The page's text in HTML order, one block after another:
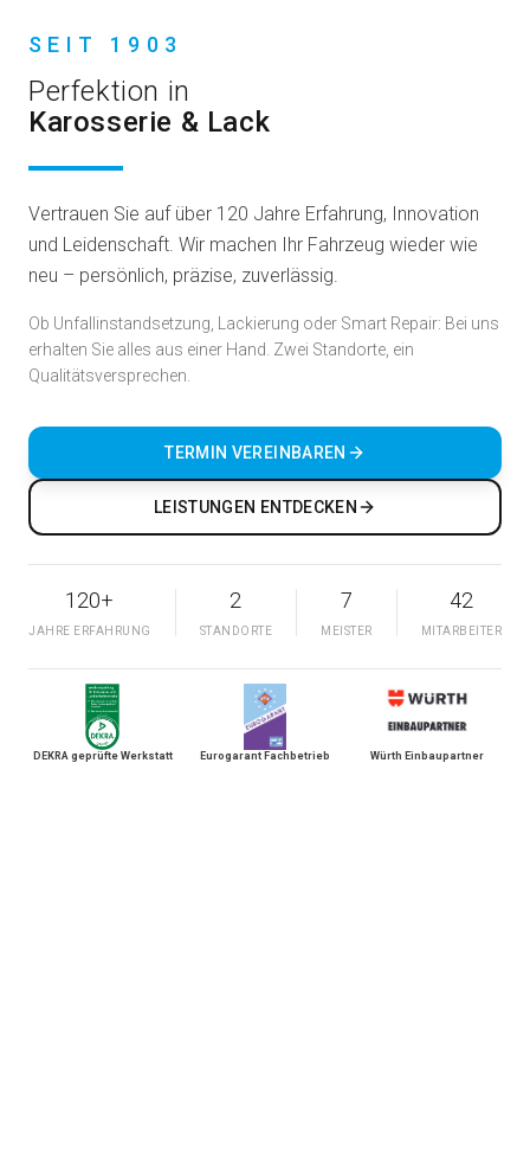
SEIT 1903
Perfektion in
Karosserie & Lack
Vertrauen Sie auf über 120 Jahre Erfahrung, Innovation
und Leidenschaft. Wir machen Ihr Fahrzeug wieder wie
neu – persönlich, präzise, zuverlässig.
Ob Unfallinstandsetzung, Lackierung oder Smart Repair: Bei uns
erhalten Sie alles aus einer Hand. Zwei Standorte, ein
Qualitätsversprechen.
TERMIN VEREINBAREN
LEISTUNGEN ENTDECKEN
120+
JAHRE ERFAHRUNG
2
STANDORTE
7
MEISTER
42
MITARBEITER
DEKRA geprüfte Werkstatt Eurogarant Fachbetrieb Würth Einbaupartner